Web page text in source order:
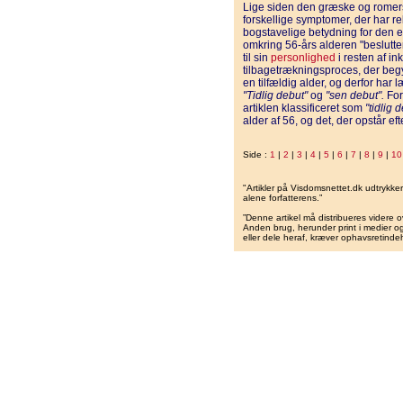
Lige siden den græske og
forskellige symptomer, der har
bogstavelige betydning for den
omkring 56-års alderen
til sin personlighed i resten af
tilbagetrækningsproces, der
en tilfældig alder, og derfor har
"Tidlig debut"og "sen debut".
artiklen klassificeret som "tidlig
alder af 56, og det, der opstår
Side : 1 | 2 | 3 | 4 | 5 | 6 | 7 | 8 | 9 | 10
"Artikler på Visdomsnettet.dk
alene forfatterens.”
”Denne artikel må distribueres videre
Anden brug, herunder print i medier
eller dele heraf, kræver